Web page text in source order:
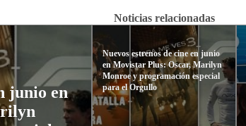
Noticias relacionadas
junio en
Nuevos estrenos de cine en junio
en Movistar Plus: Oscar, Marilyn
Monroe y programación especial
para el Orgullo